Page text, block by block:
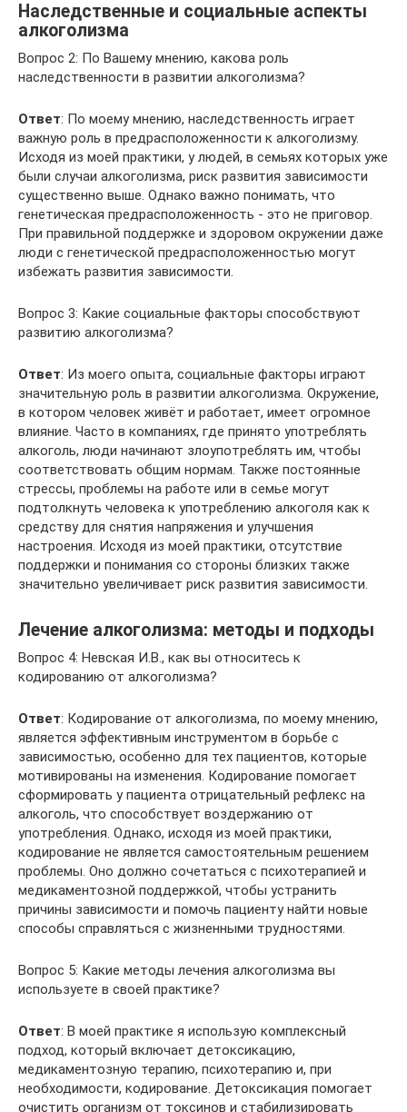
Наследственные и социальные аспекты
алкоголизма
Вопрос 2: По Вашему мнению, какова роль
наследственности в развитии алкоголизма?
Ответ: По моему мнению, наследственность играет
важную роль в предрасположенности к алкоголизму.
Исходя из моей практики, у людей, в семьях которых уже
были случаи алкоголизма, риск развития зависимости
существенно выше. Однако важно понимать, что
генетическая предрасположенность - это не приговор.
При правильной поддержке и здоровом окружении даже
люди с генетической предрасположенностью могут
избежать развития зависимости.
Вопрос 3: Какие социальные факторы способствуют
развитию алкоголизма?
Ответ: Из моего опыта, социальные факторы играют
значительную роль в развитии алкоголизма. Окружение,
в котором человек живёт и работает, имеет огромное
влияние. Часто в компаниях, где принято употреблять
алкоголь, люди начинают злоупотреблять им, чтобы
соответствовать общим нормам. Также постоянные
стрессы, проблемы на работе или в семье могут
подтолкнуть человека к употреблению алкоголя как к
средству для снятия напряжения и улучшения
настроения. Исходя из моей практики, отсутствие
поддержки и понимания со стороны близких также
значительно увеличивает риск развития зависимости.
Лечение алкоголизма: методы и подходы
Вопрос 4: Невская И.В., как вы относитесь к
кодированию от алкоголизма?
Ответ: Кодирование от алкоголизма, по моему мнению,
является эффективным инструментом в борьбе с
зависимостью, особенно для тех пациентов, которые
мотивированы на изменения. Кодирование помогает
сформировать у пациента отрицательный рефлекс на
алкоголь, что способствует воздержанию от
употребления. Однако, исходя из моей практики,
кодирование не является самостоятельным решением
проблемы. Оно должно сочетаться с психотерапией и
медикаментозной поддержкой, чтобы устранить
причины зависимости и помочь пациенту найти новые
способы справляться с жизненными трудностями.
Вопрос 5: Какие методы лечения алкоголизма вы
используете в своей практике?
Ответ: В моей практике я использую комплексный
подход, который включает детоксикацию,
медикаментозную терапию, психотерапию и, при
необходимости, кодирование. Детоксикация помогает
очистить организм от токсинов и стабилизировать